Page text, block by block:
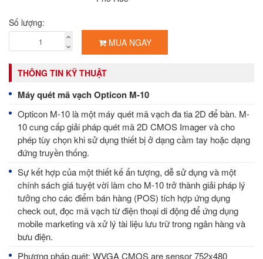
Số lượng:
MUA NGAY
THÔNG TIN KỸ THUẬT
Máy quét mã vạch Opticon M-10
Opticon M-10 là một máy quét mã vạch đa tia 2D để bàn. M-
10 cung cấp giải pháp quét mã 2D CMOS Imager và cho
phép tùy chọn khi sử dụng thiết bị ở dạng cầm tay hoặc dạng
đứng truyền thống.
Sự kết hợp của một thiết kế ấn tượng, dễ sử dụng và một
chính sách giá tuyệt vời làm cho M-10 trở thành giải pháp lý
tưởng cho các điểm bán hàng (POS) tích hợp ứng dụng
check out, đọc mã vạch từ điện thoại di động để ứng dụng
mobile marketing và xử lý tài liệu lưu trữ trong ngân hàng và
bưu điện.
Phương pháp quét: WVGA CMOS are sensor 752x480